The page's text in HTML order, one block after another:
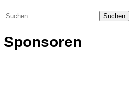
Suchen
Sponsoren